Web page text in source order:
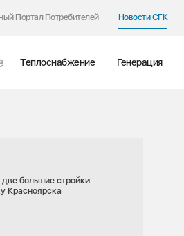
Портал Потребителей Новости СГК
Теплоснабжение Генерация
большие стройки
Красноярска